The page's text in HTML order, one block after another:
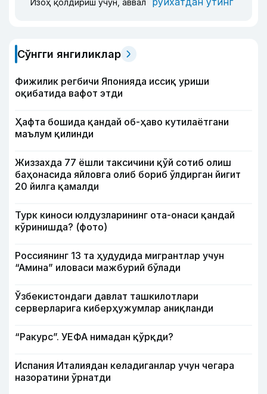
Сўнгги янгиликлар
Фижилик регбичи Японияда иссиқ уриши
оқибатида вафот этди
Ҳафта бошида қандай об-ҳаво кутилаётгани
маълум қилинди
Жиззахда 77 ёшли таксичини қўй сотиб олиш
баҳонасида яйловга олиб бориб ўлдирган йигит
20 йилга қамалди
Турк киноси юлдузларининг ота-онаси қандай
кўринишда? (фото)
Россиянинг 13 та ҳудудида мигрантлар учун
“Амина” иловаси мажбурий бўлади
Ўзбекистондаги давлат ташкилотлари
серверларига киберҳужумлар аниқланди
“Ракурс”. УЕФА нимадан қўрқди?
Испания Италиядан келадиганлар учун чегара
назоратини ўрнатди